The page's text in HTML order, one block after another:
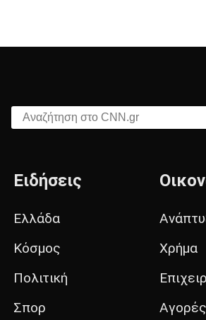
Αναζήτηση στο CNN.gr
Ειδήσεις
Ελλάδα
Κόσμος
Πολιτική
Σπορ
Χρήμα
Αγορές